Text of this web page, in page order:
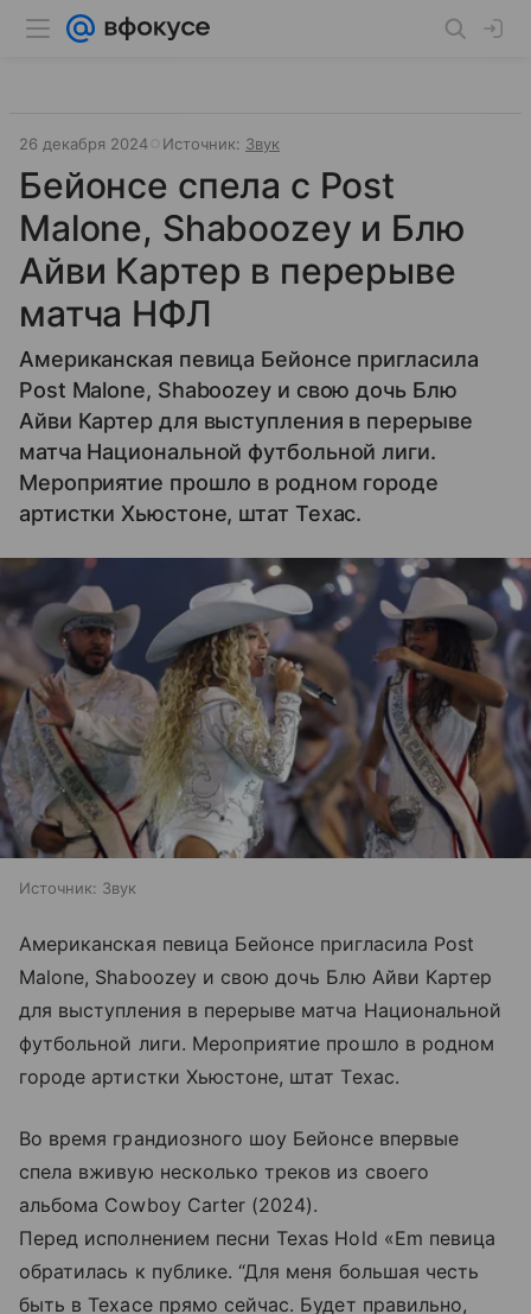
26 декабря 2024 Источник: Звук
Бейонсе спела с Post
Malone, Shaboozey и Блю
Айви Картер в перерыве
матча НФЛ
Американская певица Бейонсе пригласила
Post Malone, Shaboozey и свою дочь Блю
Айви Картер для выступления в перерыве
матча Национальной футбольной лиги.
Мероприятие прошло в родном городе
артистки Хьюстоне, штат Техас.
Источник: Звук
Американская певица Бейонсе пригласила Post
Malone, Shaboozey и свою дочь Блю Айви Картер
для выступления в перерыве матча Национальной
футбольной лиги. Мероприятие прошло в родном
городе артистки Хьюстоне, штат Техас.
Во время грандиозного шоу Бейонсе впервые
спела вживую несколько треков из своего
альбома Cowboy Carter (2024).
Перед исполнением песни Texas Hold «Em певица
обратилась к публике. “Для меня большая честь
быть в Техасе прямо сейчас. Будет правильно,